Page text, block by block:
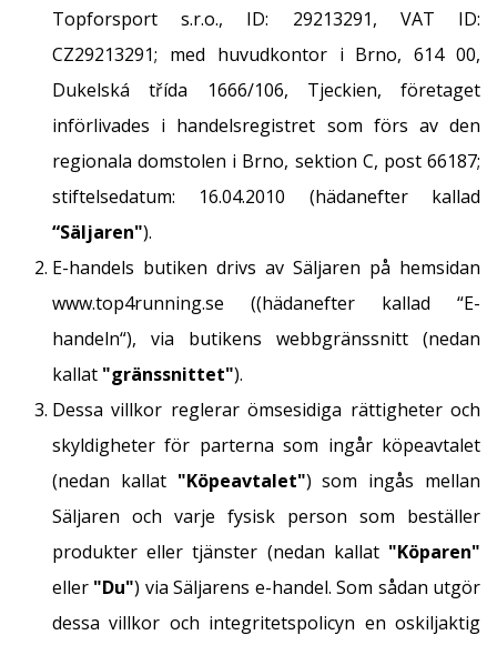
med
vårt…
Visa
alla
artiklar
Topforsport s.r.o., ID: 29213291, VAT ID:
CZ29213291; med huvudkontor i Brno, 614 00,
Dukelská třída 1666/106, Tjeckien, företaget
införlivades i handelsregistret som förs av den
regionala domstolen i Brno, sektion C, post 66187;
stiftelsedatum: 16.04.2010 (hädanefter kallad
“Säljaren").
E-handels butiken drivs av Säljaren på hemsidan
www.top4running.se ((hädanefter kallad “E-
handeln“), via butikens webbgränssnitt (nedan
kallat "gränssnittet").
Dessa villkor reglerar ömsesidiga rättigheter och
skyldigheter för parterna som ingår köpeavtalet
(nedan kallat "Köpeavtalet") som ingås mellan
Säljaren och varje fysisk person som beställer
produkter eller tjänster (nedan kallat "Köparen"
eller "Du") via Säljarens e-handel. Som sådan utgör
dessa villkor och integritetspolicyn en oskiljaktig